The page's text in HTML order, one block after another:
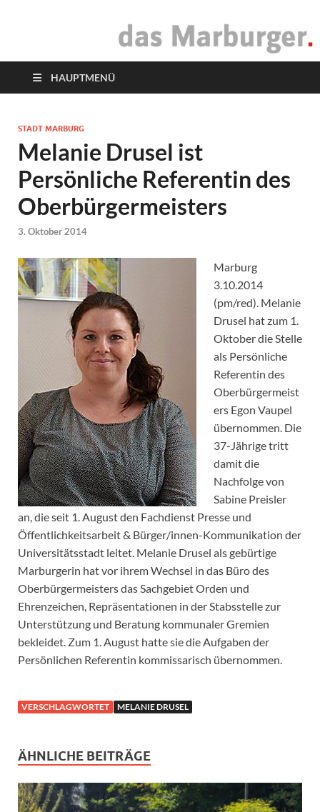
das Marburger.
HAUPTMENÜ
STADT MARBURG
Melanie Drusel ist
Persönliche Referentin des
Oberbürgermeisters
3. Oktober 2014
Marburg
3.10.2014
(pm/red). Melanie
Drusel hat zum 1.
Oktober die Stelle
als Persönliche
Referentin des
Oberbürgermeist
ers Egon Vaupel
übernommen. Die
37-Jährige tritt
damit die
Nachfolge von
Sabine Preisler
an, die seit 1. August den Fachdienst Presse und
Öffentlichkeitsarbeit & Bürger/innen-Kommunikation der
Universitätsstadt leitet. Melanie Drusel als gebürtige
Marburgerin hat vor ihrem Wechsel in das Büro des
Oberbürgermeisters das Sachgebiet Orden und
Ehrenzeichen, Repräsentationen in der Stabsstelle zur
Unterstützung und Beratung kommunaler Gremien
bekleidet. Zum 1. August hatte sie die Aufgaben der
Persönlichen Referentin kommissarisch übernommen.
VERSCHLAGWORTET MELANIE DRUSEL
ÄHNLICHE BEITRÄGE